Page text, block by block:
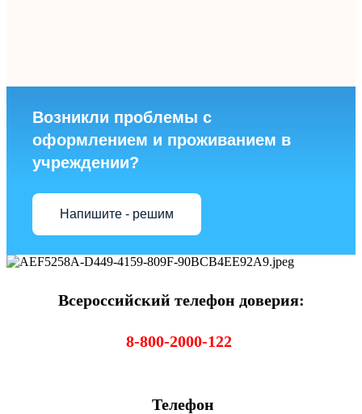
Возникли проблемы с
оформлением и проживанием в
учреждении?
Напишите - решим
Всероссийский телефон доверия:
8-800-2000-122
Телефон